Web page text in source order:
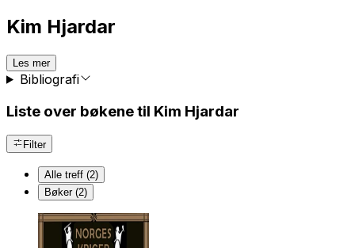
Kim Hjardar
Les mer
Bibliografi
Liste over bøkene til Kim Hjardar
Filter
Alle treff (2)
Bøker (2)